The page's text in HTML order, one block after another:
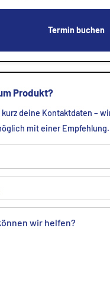
Termin buchen
Produkt?
kurz deine Kontaktdaten –
mit einer Empfehlung.